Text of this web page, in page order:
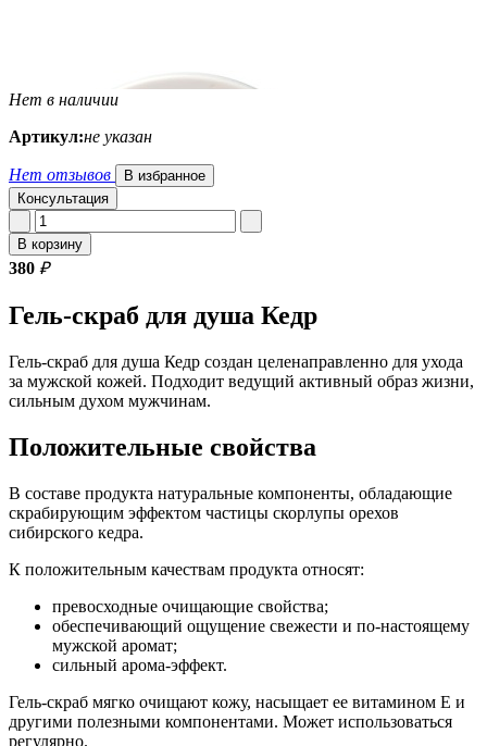
Нет в наличии
Артикул:не указан
Нет отзывов
В избранное
Консультация
В корзину
380 ₽
Гель-скраб для душа Кедр
Гель-скраб для душа Кедр создан целенаправленно для ухода
за мужской кожей. Подходит ведущий активный образ жизни,
сильным духом мужчинам.
Положительные свойства
В составе продукта натуральные компоненты, обладающие
скрабирующим эффектом частицы скорлупы орехов
сибирского кедра.
К положительным качествам продукта относят:
превосходные очищающие свойства;
обеспечивающий ощущение свежести и по-настоящему
мужской аромат;
сильный арома-эффект.
Гель-скраб мягко очищают кожу, насыщает ее витамином E и
другими полезными компонентами. Может использоваться
регулярно.